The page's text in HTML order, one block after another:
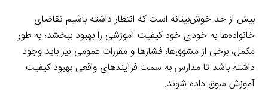
بیش از حد خوش‌بینانه است که انتظار داشته باشیم تقاضای
خانواده‌ها به خودی خود کیفیت آموزشی را بهبود ببخشد؛ به طور
مکمل، برخی از مشوق‌ها، فشارها و مقررات عمومی نیز باید وجود
داشته باشد تا مدارس به سمت فرآیندهای واقعی بهبود کیفیت
آموزش سوق داده شوند.